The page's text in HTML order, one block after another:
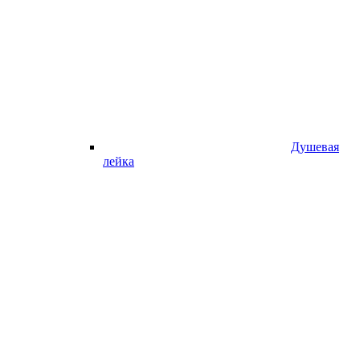
Душевая
лейка